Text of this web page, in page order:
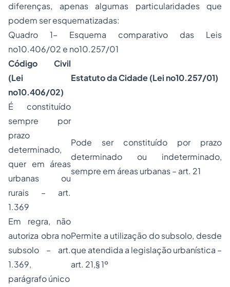
diferenças, apenas algumas particularidades que
podem ser esquematizadas:
Quadro 1– Esquema comparativo das Leis
no10.406/02 e no10.257/01
Código Civil
(Lei
no10.406/02)
Estatuto da Cidade (Lei no10.257/01)
É constituído
sempre por
prazo
determinado,
quer em áreas
urbanas ou
rurais – art.
1.369
Pode ser constituído por prazo
determinado ou indeterminado,
sempre em áreas urbanas – art. 21
Em regra, não
autoriza obra no
subsolo – art.
1.369,
parágrafo único
Permite a utilização do subsolo, desde
que atendida a legislação urbanística –
art. 21,§ 1º